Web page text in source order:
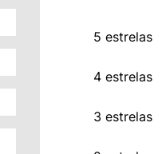
5 estrelas
4 estrelas
3 estrelas